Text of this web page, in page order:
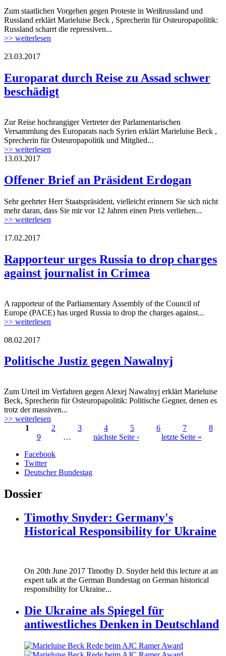
minsk-15.03.2017a.jpg
Zum staatlichen Vorgehen gegen Proteste in Weißrussland und
Russland erklärt Marieluise Beck , Sprecherin für Osteuropapolitik:
Russland scharrt die repressiven...
>> weiterlesen
Europarat.jpg
23.03.2017
Europarat durch Reise zu Assad schwer
beschädigt
Europarat.jpg
Zur Reise hochrangiger Vertreter der Parlamentarischen
Versammlung des Europarats nach Syrien erklärt Marieluise Beck ,
Sprecherin für Osteuropapolitik und Mitglied...
>> weiterlesen
13.03.2017
Offener Brief an Präsident Erdogan
Sehr geehrter Herr Staatspräsident, vielleicht erinnern Sie sich nicht
mehr daran, dass Sie mir vor 12 Jahren einen Preis verliehen...
>> weiterlesen
news-showimage.jpg
17.02.2017
Rapporteur urges Russia to drop charges
against journalist in Crimea
news-showimage.jpg
A rapporteur of the Parliamentary Assembly of the Council of
Europe (PACE) has urged Russia to drop the charges against...
>> weiterlesen
nawalnyj.jpg
08.02.2017
Politische Justiz gegen Nawalnyj
nawalnyj.jpg
Zum Urteil im Verfahren gegen Alexej Nawalnyj erklärt Marieluise
Beck, Sprecherin für Osteuropapolitik: Politische Gegner, denen es
trotz der massiven...
>> weiterlesen
1 2 3 4 5 6 7
8
9
… nächste Seite ›
letzte Seite »
Facebook
Twitter
Deutscher Bundestag
Dossier
Timothy Snyder: Germany's
Historical Responsibility for Ukraine
On 20th June 2017 Timothy D. Snyder held this lecture at an
expert talk at the German Bundestag on German historical
responsibility for Ukraine...
Die Ukraine als Spiegel für
antiwestliches Denken in Deutschland